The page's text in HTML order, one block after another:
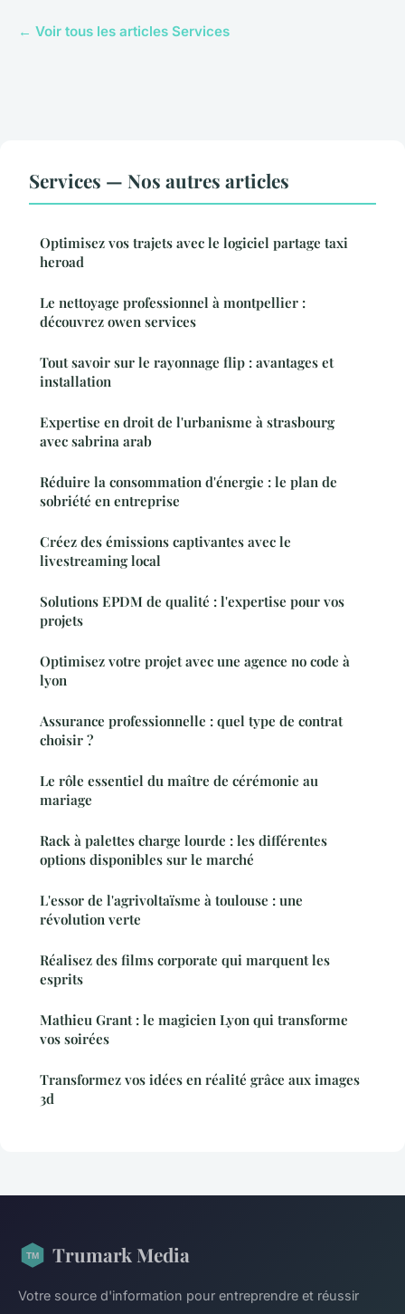
← Voir tous les articles Services
Services — Nos autres articles
Optimisez vos trajets avec le logiciel partage taxi
heroad
Le nettoyage professionnel à montpellier :
découvrez owen services
Tout savoir sur le rayonnage flip : avantages et
installation
Expertise en droit de l'urbanisme à strasbourg
avec sabrina arab
Réduire la consommation d'énergie : le plan de
sobriété en entreprise
Créez des émissions captivantes avec le
livestreaming local
Solutions EPDM de qualité : l'expertise pour vos
projets
Optimisez votre projet avec une agence no code à
lyon
Assurance professionnelle : quel type de contrat
choisir ?
Le rôle essentiel du maître de cérémonie au
mariage
Rack à palettes charge lourde : les différentes
options disponibles sur le marché
L'essor de l'agrivoltaïsme à toulouse : une
révolution verte
Réalisez des films corporate qui marquent les
esprits
Mathieu Grant : le magicien Lyon qui transforme
vos soirées
Transformez vos idées en réalité grâce aux images
3d
Trumark Media
Votre source d'information pour entreprendre et réussir